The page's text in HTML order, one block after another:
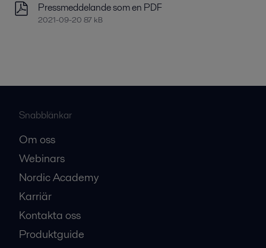
Pressmeddelande som en PDF
2021-09-20 87 kB
Snabblänkar
Om oss
Webinars
Nordic Academy
Karriär
Kontakta oss
Produktguide